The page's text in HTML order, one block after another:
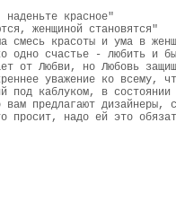
наденьте красное"
женщиной становятся"
смесь красоты и ума в
одно счастье - любить и
от Любви, но Любовь
уважение ко всему,
под каблуком, в состоянии
предлагают дизайнеры,
просит, надо ей это